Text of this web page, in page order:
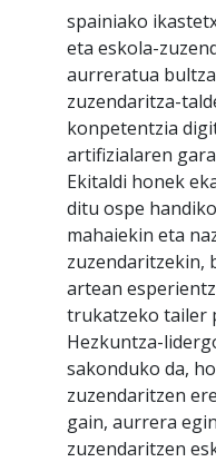
spainiako
eta eskola-
aurreratua
zuzendaritza-
konpetentzia
artifizialaren
Ekitaldi honek
ditu ospe
mahaiekin eta
zuzendaritzekin,
artean
trukatzeko tailer
Hezkuntza-
sakonduko da,
zuzendaritzen
gain, aurrera
zuzendaritzen